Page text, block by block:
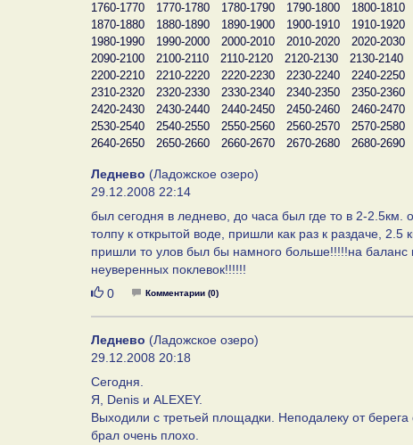
1760-1770
1770-1780 1780-1790 1790-1800 1800-1810
1870-1880
1880-1890 1890-1900 1900-1910 1910-1920
1980-1990
1990-2000 2000-2010 2010-2020 2020-2030
2090-2100
2100-2110 2110-2120 2120-2130 2130-2140
2200-2210
2210-2220 2220-2230 2230-2240 2240-2250
2310-2320
2320-2330 2330-2340 2340-2350 2350-2360
2420-2430
2430-2440 2440-2450 2450-2460 2460-2470
2530-2540
2540-2550 2550-2560 2560-2570 2570-2580
2640-2650
2650-2660 2660-2670 2670-2680 2680-2690
Леднево (Ладожское озеро)
29.12.2008 22:14
был сегодня в леднево, до часа был где то в 2-2.5км.
толпу к открытой воде, пришли как раз к раздаче,
пришли то улов был бы намного больше!!!!!на баланс
неуверенных поклевок!!!!!!
Нравится
0 Комментарии (0)
Леднево (Ладожское озеро)
29.12.2008 20:18
Сегодня.
Я, Denis и ALEXEY.
Выходили с третьей площадки. Неподалеку от
брал очень плохо.